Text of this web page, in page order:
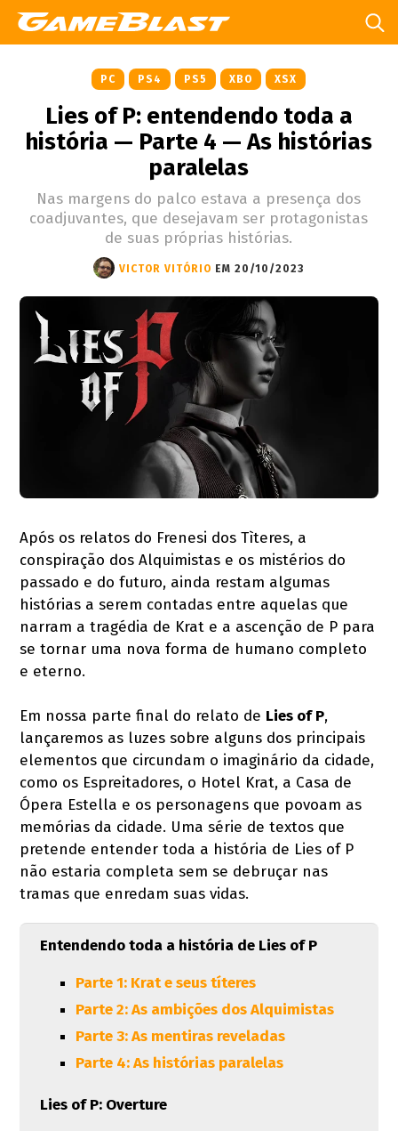
PC PS4 PS5 XBO XSX
Lies of P: entendendo toda a
história — Parte 4 — As histórias
paralelas
Nas margens do palco estava a presença dos
coadjuvantes, que desejavam ser protagonistas
de suas próprias histórias.
VICTOR VITÓRIO EM 20/10/2023
Após os relatos do Frenesi dos Tìteres, a
conspiração dos Alquimistas e os mistérios do
passado e do futuro, ainda restam algumas
histórias a serem contadas entre aquelas que
narram a tragédia de Krat e a ascenção de P para
se tornar uma nova forma de humano completo
e eterno.
Em nossa parte final do relato de Lies of P,
lançaremos as luzes sobre alguns dos principais
elementos que circundam o imaginário da cidade,
como os Espreitadores, o Hotel Krat, a Casa de
Ópera Estella e os personagens que povoam as
memórias da cidade. Uma série de textos que
pretende entender toda a história de Lies of P
não estaria completa sem se debruçar nas
tramas que enredam suas vidas.
Entendendo toda a história de Lies of P
Parte 1: Krat e seus títeres
Parte 2: As ambições dos Alquimistas
Parte 3: As mentiras reveladas
Parte 4: As histórias paralelas
Lies of P: Overture